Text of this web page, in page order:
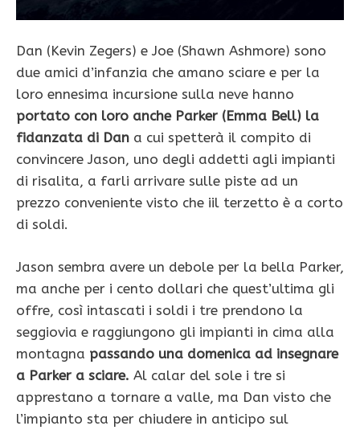
Dan (Kevin Zegers) e Joe (Shawn Ashmore) sono
due amici d’infanzia che amano sciare e per la
loro ennesima incursione sulla neve hanno
portato con loro anche Parker (Emma Bell) la
fidanzata di Dan a cui spetterà il compito di
convincere Jason, uno degli addetti agli impianti
di risalita, a farli arrivare sulle piste ad un
prezzo conveniente visto che iil terzetto è a corto
di soldi.
Jason sembra avere un debole per la bella Parker,
ma anche per i cento dollari che quest’ultima gli
offre, così intascati i soldi i tre prendono la
seggiovia e raggiungono gli impianti in cima alla
montagna passando una domenica ad insegnare
a Parker a sciare. Al calar del sole i tre si
apprestano a tornare a valle, ma Dan visto che
l’impianto sta per chiudere in anticipo sul